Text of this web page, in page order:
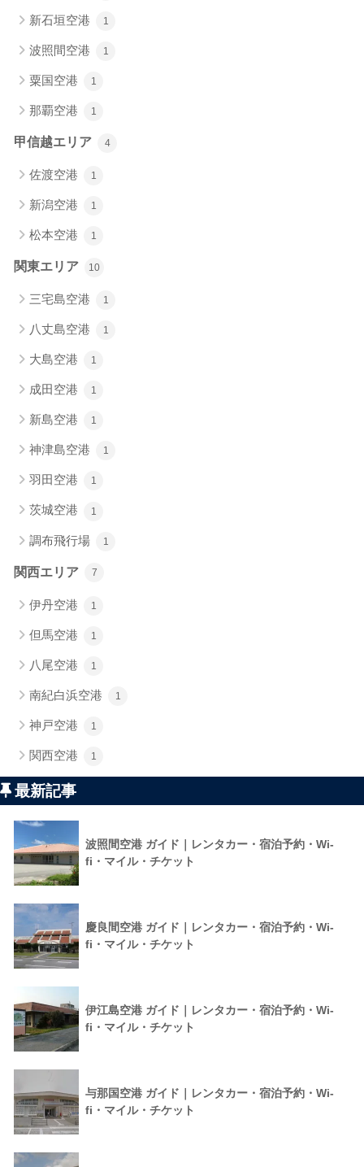
新石垣空港 1
波照間空港 1
粟国空港 1
那覇空港 1
甲信越エリア 4
佐渡空港 1
新潟空港 1
松本空港 1
関東エリア 10
三宅島空港 1
八丈島空港 1
大島空港 1
成田空港 1
新島空港 1
神津島空港 1
羽田空港 1
茨城空港 1
調布飛行場 1
関西エリア 7
伊丹空港 1
但馬空港 1
八尾空港 1
南紀白浜空港 1
神戸空港 1
関西空港 1
最新記事
波照間空港 ガイド｜レンタカー・宿泊予約・Wi-
fi・マイル・チケット
慶良間空港 ガイド｜レンタカー・宿泊予約・Wi-
fi・マイル・チケット
伊江島空港 ガイド｜レンタカー・宿泊予約・Wi-
fi・マイル・チケット
与那国空港 ガイド｜レンタカー・宿泊予約・Wi-
fi・マイル・チケット